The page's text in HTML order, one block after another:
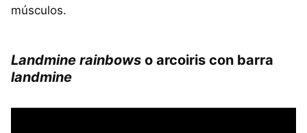
músculos.
Landmine rainbows o arcoiris con barra
landmine